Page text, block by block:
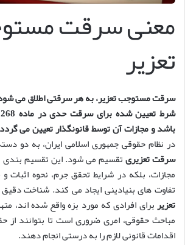
معنی سرقت
تعزیر
سرقت مستوجب تعزیر، به هر سرقتی اطلاق می
باشد و مجازات آن توسط قانونگذار تعیین می
در نظام حقوقی جمهوری اسلامی ایران، به دو
سرقت تعزیریتقسیم می شود. این تقسیم بندی
مجازات، بلکه در شرایط تحقق جرم، نحوه
تفاوت های بنیادینی ایجاد می کند. شناخت دقیق
تعزیربرای افرادی که مورد بزه واقع شده اند،
مباحث حقوقی، امری ضروری است تا بتوانند از
اقدامات قانونی لازم را به درستی انجام دهند.